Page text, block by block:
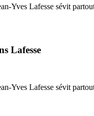
Yves Lafesse sévit
Lafesse
Yves Lafesse sévit